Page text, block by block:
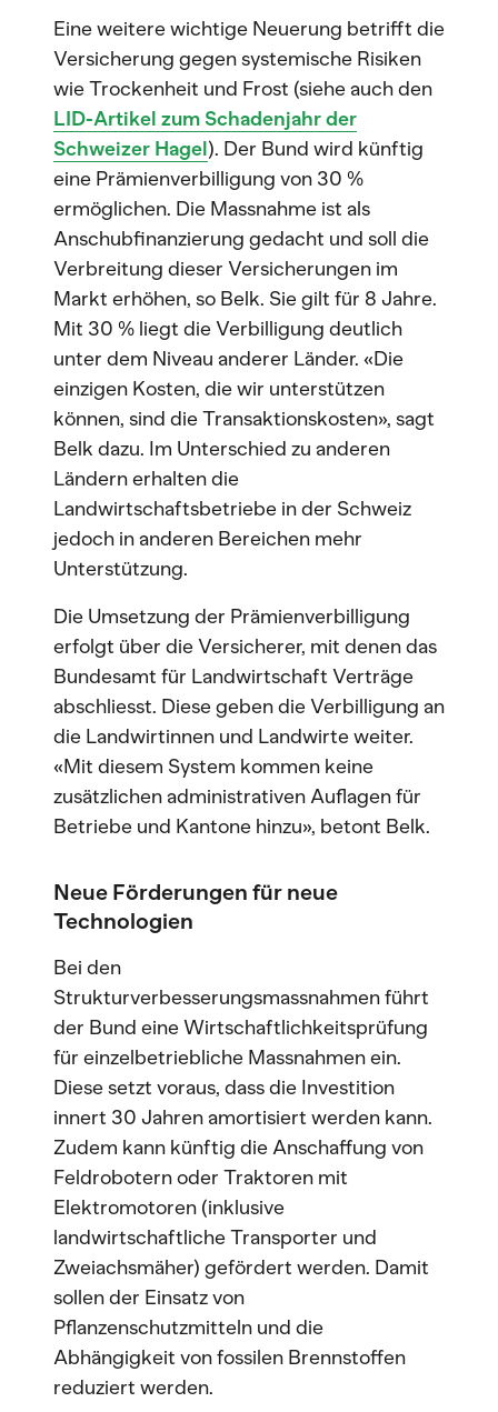
Eine weitere wichtige Neuerung betrifft die
Versicherung gegen systemische Risiken
wie Trockenheit und Frost (siehe auch den
LID-Artikel zum Schadenjahr der
Schweizer Hagel). Der Bund wird künftig
eine Prämienverbilligung von 30 %
ermöglichen. Die Massnahme ist als
Anschubfinanzierung gedacht und soll die
Verbreitung dieser Versicherungen im
Markt erhöhen, so Belk. Sie gilt für 8 Jahre.
Mit 30 % liegt die Verbilligung deutlich
unter dem Niveau anderer Länder. «Die
einzigen Kosten, die wir unterstützen
können, sind die Transaktionskosten», sagt
Belk dazu. Im Unterschied zu anderen
Ländern erhalten die
Landwirtschaftsbetriebe in der Schweiz
jedoch in anderen Bereichen mehr
Unterstützung.
Die Umsetzung der Prämienverbilligung
erfolgt über die Versicherer, mit denen das
Bundesamt für Landwirtschaft Verträge
abschliesst. Diese geben die Verbilligung an
die Landwirtinnen und Landwirte weiter.
«Mit diesem System kommen keine
zusätzlichen administrativen Auflagen für
Betriebe und Kantone hinzu», betont Belk.
Neue Förderungen für neue
Technologien
Bei den
Strukturverbesserungsmassnahmen führt
der Bund eine Wirtschaftlichkeitsprüfung
für einzelbetriebliche Massnahmen ein.
Diese setzt voraus, dass die Investition
innert 30 Jahren amortisiert werden kann.
Zudem kann künftig die Anschaffung von
Feldrobotern oder Traktoren mit
Elektromotoren (inklusive
landwirtschaftliche Transporter und
Zweiachsmäher) gefördert werden. Damit
sollen der Einsatz von
Pflanzenschutzmitteln und die
Abhängigkeit von fossilen Brennstoffen
reduziert werden.